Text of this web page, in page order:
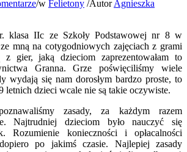
/w Felietony /AutorAgnieszka
klasa IIc ze Szkoły Podstawowej nr 8 w
mną na cotygodniowych zajęciach z grami
z gier, jaką dzieciom zaprezentowałam to
Granna. Grze poświęciliśmy wiele
wydają się nam dorosłym bardzo proste, to
letnich dzieci wcale nie są takie oczywiste.
zasady, za każdym razem
Najtrudniej dzieciom było nauczyć się
Rozumienie konieczności i opłacalności
po jakimś czasie. Najlepiej zasady